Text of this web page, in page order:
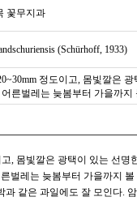
꽃무지과
(Schürhoff, 1933)
정도이고, 몸빛깔은
른벌레는 늦봄부터 가을까
고, 몸빛깔은 광택이 있는 선
벌레는 늦봄부터 가을까지
과 같은 과일에도 잘 모인다.